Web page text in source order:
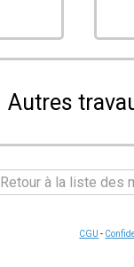
Autres
Retour à la liste des
CGU -